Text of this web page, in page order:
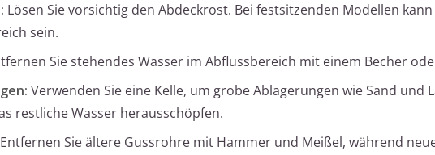
Lösen Sie vorsichtig den Abdeckrost. Bei festsitzenden Modellen
sein.
Sie stehendes Wasser im Abflussbereich mit einem Becher
Verwenden Sie eine Kelle, um grobe Ablagerungen wie Sand und
restliche Wasser herausschöpfen.
Entfernen Sie ältere Gussrohre mit Hammer und Meißel, während